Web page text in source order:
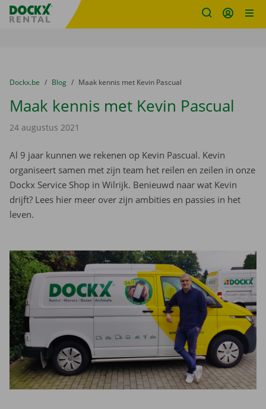
Fratello DEMO
U bevindt zich hier:
van
Dockx.be naar
Blog naar
Maak kennis met Kevin Pascual
Maak kennis met Kevin Pascual
24 augustus 2021
Al 9 jaar kunnen we rekenen op Kevin Pascual. Kevin
organiseert samen met zijn team het reilen en zeilen in onze
Dockx Service Shop in Wilrijk. Benieuwd naar wat Kevin
drijft? Lees hier meer over zijn ambities en passies in het
leven.